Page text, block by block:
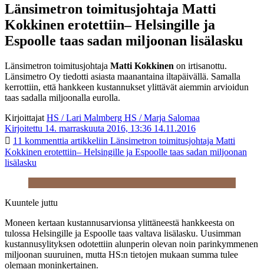
Länsimetron toimitusjohtaja Matti
Kokkinen erotettiin– Helsingille ja
Espoolle taas sadan miljoonan lisälasku
Länsimetron toimitusjohtaja Matti Kokkinen on irtisanottu.
Länsimetro Oy tiedotti asiasta maanantaina iltapäivällä. Samalla
kerrottiin, että hankkeen kustannukset ylittävät aiemmin arvioidun
taas sadalla miljoonalla eurolla.
Kirjoittajat HS / Lari Malmberg HS / Marja Salomaa
Kirjoitettu 14. marraskuuta 2016, 13:36 14.11.2016
11 kommenttia artikkeliin Länsimetron toimitusjohtaja Matti
Kokkinen erotettiin– Helsingille ja Espoolle taas sadan miljoonan
lisälasku
Kuuntele juttu
Moneen kertaan kustannusarvionsa ylittäneestä hankkeesta on
tulossa Helsingille ja Espoolle taas valtava lisälasku. Uusimman
kustannusylityksen odotettiin alunperin olevan noin parinkymmenen
miljoonan suuruinen, mutta HS:n tietojen mukaan summa tulee
olemaan moninkertainen.